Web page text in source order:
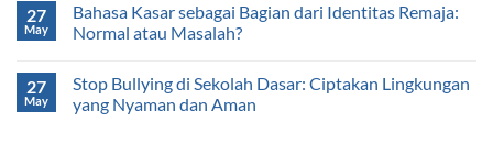
27
May
Bahasa Kasar sebagai Bagian dari Identitas Remaja:
Normal atau Masalah?
27
May
Stop Bullying di Sekolah Dasar: Ciptakan Lingkungan
yang Nyaman dan Aman